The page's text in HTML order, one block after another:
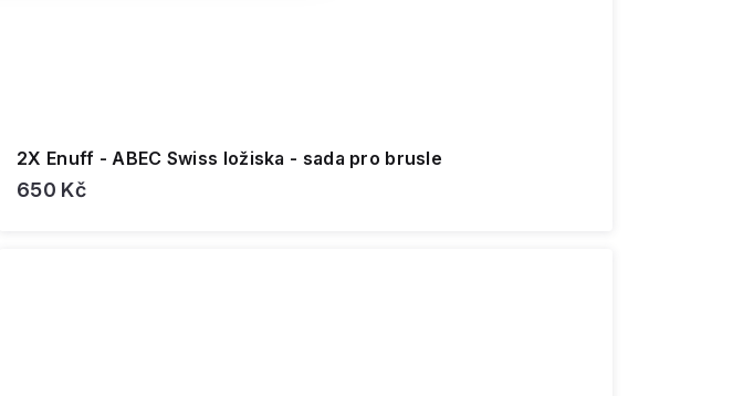
2X Enuff - ABEC Swiss ložiska - sada pro brusle
650 Kč